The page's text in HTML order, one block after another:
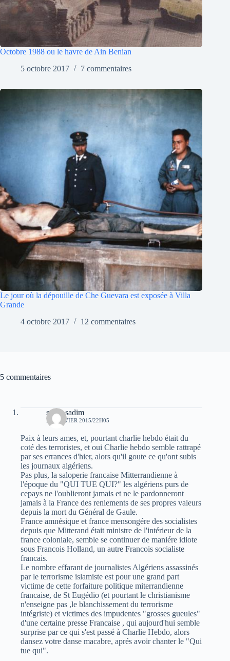
Octobre 1988 ou le havre de Ain Benian
5 octobre 2017
7 commentaires
Le jour où la dépouille de Che Guevara est exposée à Villa
Grande
4 octobre 2017
12 commentaires
5 commentaires
sarah sadim
29 JANVIER 2015/22H05
Paix à leurs ames, et, pourtant charlie hebdo était du
coté des terroristes, et oui Charlie hebdo semble rattrapé
par ses errances d'hier, alors qu'il goute ce qu'ont subis
les journaux algériens.
Pas plus, la saloperie francaise Mitterrandienne à
l'époque du "QUI TUE QUI?" les algériens purs de
cepays ne l'oublieront jamais et ne le pardonneront
jamais à la France des reniements de ses propres valeurs
depuis la mort du Général de Gaule.
France amnésique et france mensongére des socialistes
depuis que Mitterand était ministre de l'intérieur de la
france coloniale, semble se continuer de maniére idiote
sous Francois Holland, un autre Francois socialiste
francais.
Le nombre effarant de journalistes Algériens assassinés
par le terrorisme islamiste est pour une grand part
victime de cette forfaiture politique miterrandienne
francaise, de St Eugédio (et pourtant le christianisme
n'enseigne pas ,le blanchissement du terrorisme
intégriste) et victimes des impudentes "grosses gueules"
d'une certaine presse Francaise , qui aujourd'hui semble
surprise par ce qui s'est passé à Charlie Hebdo, alors
dansez votre danse macabre, aprés avoir chanter le "Qui
tue qui".